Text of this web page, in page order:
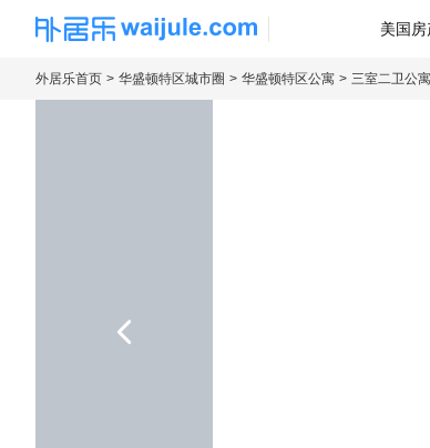
海外房产信息平台
美国房
外居乐首页 华盛顿特区城市圈 华盛顿特区公寓 三室二卫公寓